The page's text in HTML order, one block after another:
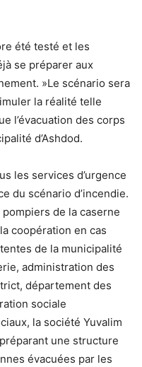
été testé et les
se préparer aux
»Le scénario sera
la réalité telle
l’évacuation des corps
d’Ashdod.
les services d’urgence
du scénario d’incendie.
de la caserne
coopération en cas
de la municipalité
administration des
département des
sociale
la société Yuvalim
une structure
évacuées par les